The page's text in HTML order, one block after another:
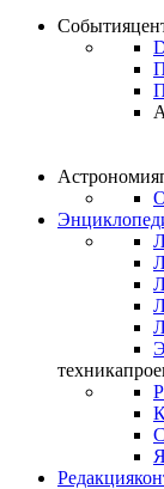
События
Астрономия
техника
Редакция